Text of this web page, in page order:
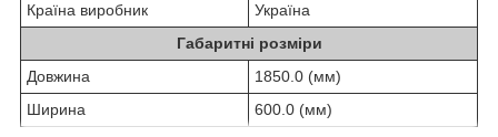
Країна виробник
Україна
Габаритні розміри
Довжина
1850.0 (мм)
Ширина
600.0 (мм)